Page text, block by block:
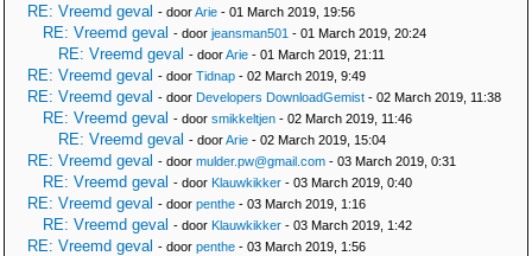
RE: Vreemd geval - doorArie - 01 March 2019, 19:56
RE: Vreemd geval - door jeansman501 - 01 March 2019, 20:24
RE: Vreemd geval - doorArie - 01 March 2019, 21:11
RE: Vreemd geval - door Tidnap - 02 March 2019, 9:49
RE: Vreemd geval - door Developers DownloadGemist - 02 March 2019, 11:38
RE: Vreemd geval - door smikkeltjen - 02 March 2019, 11:46
RE: Vreemd geval - doorArie - 02 March 2019, 15:04
RE: Vreemd geval - door mulder.pw@gmail.com - 03 March 2019, 0:31
RE: Vreemd geval - door Klauwkikker - 03 March 2019, 0:40
RE: Vreemd geval - door penthe - 03 March 2019, 1:16
RE: Vreemd geval - door Klauwkikker - 03 March 2019, 1:42
RE: Vreemd geval - door penthe - 03 March 2019, 1:56